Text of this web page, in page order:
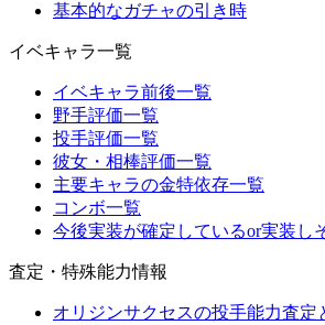
基本的なガチャの引き時
イベキャラ一覧
イベキャラ前後一覧
野手評価一覧
投手評価一覧
彼女・相棒評価一覧
主要キャラの金特依存一覧
コンボ一覧
今後実装が確定しているor実装し
査定・特殊能力情報
オリジンサクセスの投手能力査定